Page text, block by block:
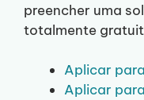
preencher uma
totalmente
Aplicar
Aplicar